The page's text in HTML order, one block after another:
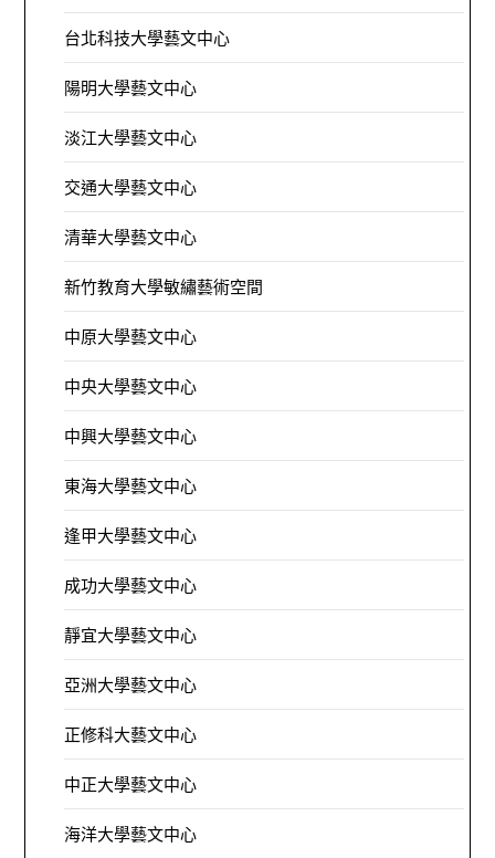
台北科技大學藝文中心
陽明大學藝文中心
淡江大學藝文中心
交通大學藝文中心
清華大學藝文中心
新竹教育大學敏繡藝術空間
中原大學藝文中心
中央大學藝文中心
中興大學藝文中心
東海大學藝文中心
逢甲大學藝文中心
成功大學藝文中心
靜宜大學藝文中心
亞洲大學藝文中心
正修科大藝文中心
中正大學藝文中心
海洋大學藝文中心